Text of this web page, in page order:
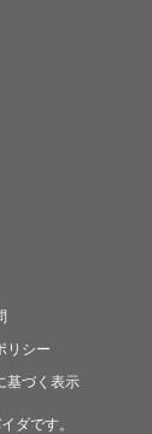
リシー
基づく表示
ダです。